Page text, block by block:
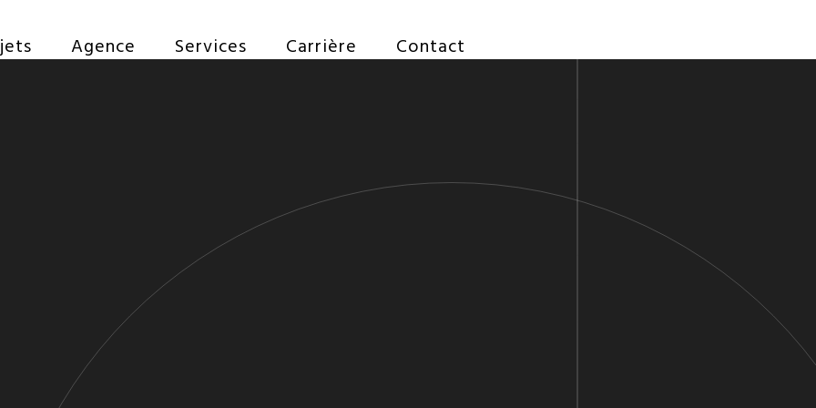
Agence Services Carrière Contact